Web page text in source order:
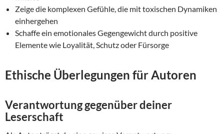
Zeige die komplexen Gefühle, die mit toxischen Dynamiken
einhergehen
Schaffe ein emotionales Gegengewicht durch positive
Elemente wie Loyalität, Schutz oder Fürsorge
Ethische Überlegungen für Autoren
Verantwortung gegenüber deiner
Leserschaft